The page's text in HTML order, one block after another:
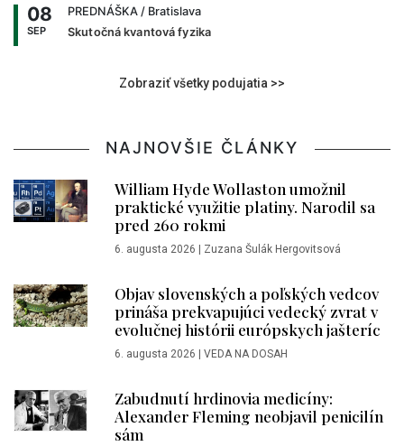
08
SEP
PREDNÁŠKA / Bratislava
Skutočná kvantová fyzika
Zobraziť všetky podujatia >>
NAJNOVŠIE ČLÁNKY
William Hyde Wollaston umožnil
praktické využitie platiny. Narodil sa
pred 260 rokmi
6. augusta 2026 Zuzana Šulák Hergovitsová
Objav slovenských a poľských vedcov
prináša prekvapujúci vedecký zvrat v
evolučnej histórii európskych jašteríc
6. augusta 2026 VEDA NA DOSAH
Zabudnutí hrdinovia medicíny:
Alexander Fleming neobjavil penicilín
sám